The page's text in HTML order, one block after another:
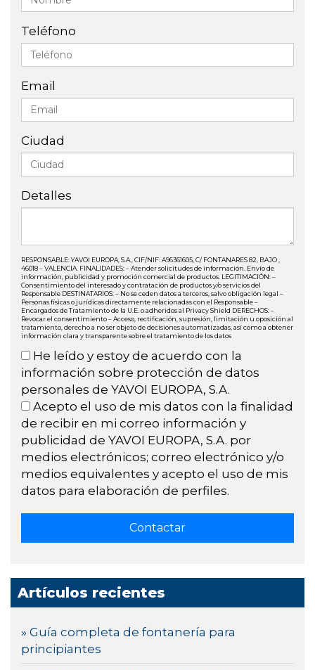
Teléfono
Email
Ciudad
Detalles
RESPONSABLE: YAVOI EUROPA, S.A., CIF/NIF: A96361605, C/ FONTANARES 82, BAJO ,
46018 – VALENCIA. FINALIDADES: – Atender solicitudes de información. Envío de
información, publicidad y promoción comercial de productos. LEGITIMACIÓN: –
Consentimiento del interesado y contratación de productos y/o servicios del
Responsable DESTINATARIOS: – No se ceden datos a terceros, salvo obligación legal –
Personas físicas o jurídicas directamente relacionadas con el Responsable –
Encargados de Tratamiento de la U.E. o adheridos al Privacy Shield DERECHOS: –
Revocar el consentimiento – Acceso, rectificación, supresión, limitación u oposición al
tratamiento, derecho a no ser objeto de decisiones automatizadas, así como a obtener
información clara y transparente sobre el tratamiento de los datos
He leído y estoy de acuerdo con la
información sobre protección de datos
personales de YAVOI EUROPA, S.A.
Acepto el uso de mis datos con la finalidad
de recibir en mi correo información y
publicidad de YAVOI EUROPA, S.A. por
medios electrónicos; correo electrónico y/o
medios equivalentes y acepto el uso de mis
datos para elaboración de perfiles.
Artículos recientes
» Guía completa de fontanería para
principiantes